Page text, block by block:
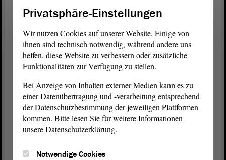
Kathrin Tarricone (FDP):
Nein, es ist eine Frage.
Präsident Dr. Gunnar Schellenberger:
Dann gutes Gelingen, bitte.
Privatsphäre-Einstellungen
Wir nutzen Cookies auf unserer Website. Einige von
ihnen sind technisch notwendig, während andere uns
helfen, diese Website zu verbessern oder zusätzliche
Funktionalitäten zur Verfügung zu stellen.
Bei Anzeige von Inhalten externer Medien kann es zu
einer Datenübertragung und -verarbeitung entsprechend
der Datenschutzbestimmung der jeweiligen Plattformen
kommen. Bitte lesen Sie für weitere Informationen
unsere Datenschutzerklärung.
Notwendige Cookies